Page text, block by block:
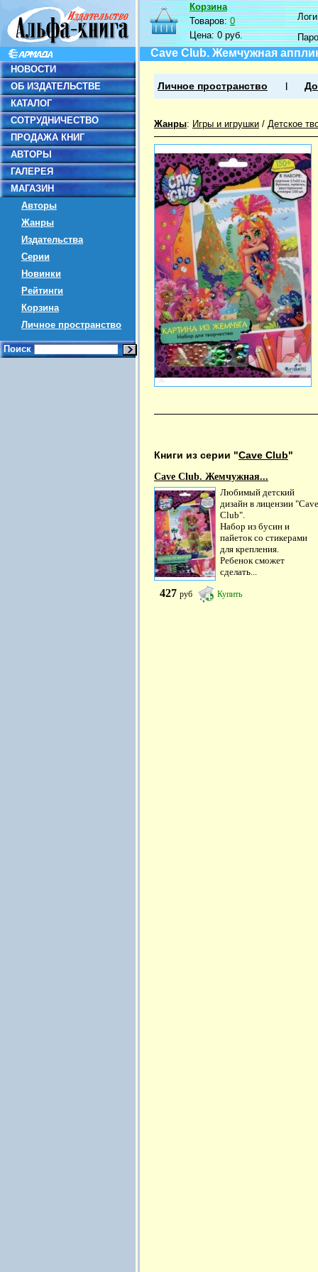
НОВОСТИ
ОБ ИЗДАТЕЛЬСТВЕ
КАТАЛОГ
СОТРУДНИЧЕСТВО
ПРОДАЖА КНИГ
АВТОРЫ
ГАЛЕРЕЯ
МАГАЗИН
Авторы
Жанры
Издательства
Серии
Новинки
Рейтинги
Корзина
Личное пространство
Поиск
Корзина
Товаров:0
Цена:0 руб.
Cave Club. Жемчужная
Личное пространство
Жанры: Игры и игрушки / Детское
Книги из серии "Cave Club"
Cave Club. Жемчужная...
Любимый детский
дизайн в лицензии "Cave
Club".
Набор из бусин и
пайеток со стикерами
для крепления.
Ребенок сможет
сделать...
427 руб Купить